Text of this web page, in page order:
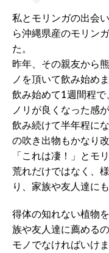
私とモリンガの出会
ら沖縄県産のモリン
た。
昨年、その親友から
ノを頂いて飲み始めま
飲み始めて1週間程
ノリが良くなった感
飲み続けて半年程に
の吹き出物もかなり
「これは凄！」とモ
荒れだけではなく、
り、家族や友人達に
得体の知れない植物
族や友人達に薦める
モノでなければいけま